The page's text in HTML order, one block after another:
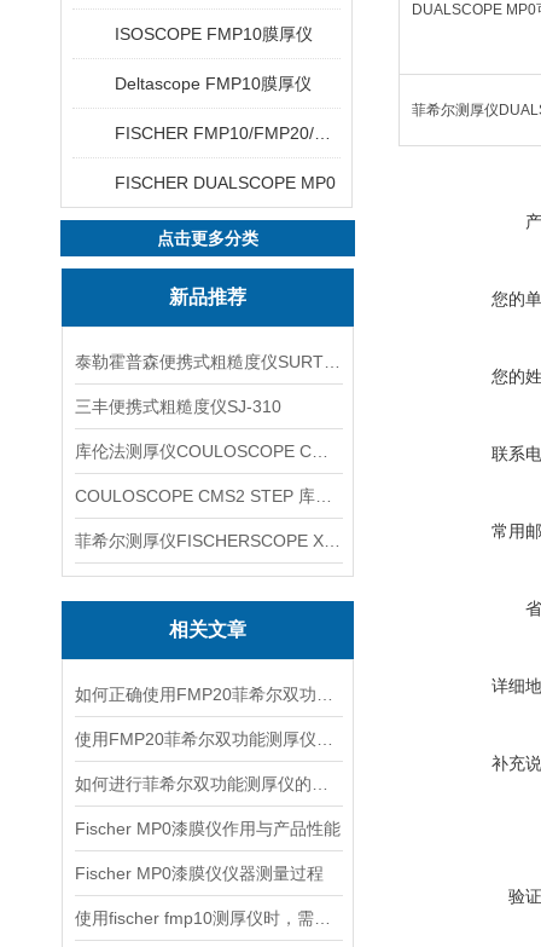
ISOSCOPE FMP10膜厚仪
Deltascope FMP10膜厚仪
FISCHER DUALSCOPE MP0
点击更多分类
新品推荐
三丰便携式粗糙度仪SJ-310
相关文章
Fischer MP0漆膜仪作用与产品性能
Fischer MP0漆膜仪仪器测量过程
DUALSCOPE
菲希尔测厚仪
您的
您的
联系
常用
详细
补充
验